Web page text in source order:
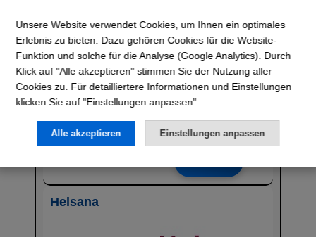
Ohne Unfalldeckung: 289.15
Helsana
Unsere Website verwendet Cookies, um Ihnen ein optimales
Erlebnis zu bieten. Dazu gehören Cookies für die Website-
Funktion und solche für die Analyse (Google Analytics). Durch
Klick auf "Alle akzeptieren" stimmen Sie der Nutzung aller
Cookies zu. Für detailliertere Informationen und Einstellungen
klicken Sie auf "Einstellungen anpassen".
Alle akzeptieren Einstellungen anpassen